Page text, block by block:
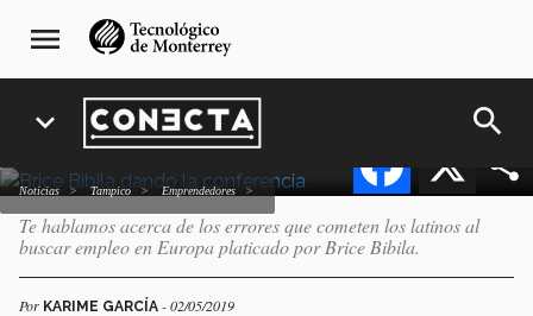
navegación
principal
menu
expand_more search
Noticias Tampico emprendedores
comunes al buscar trabajo
en Europa
Facebook
Te hablamos acerca de los errores que cometen los latinos al
buscar empleo en Europa platicado por Brice Bibila.
Por KARIME GARCÍA - 02/05/2019